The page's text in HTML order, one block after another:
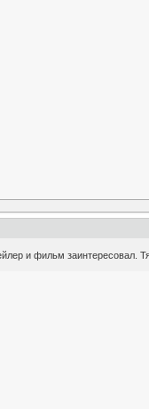
и фильм заинтересовал.